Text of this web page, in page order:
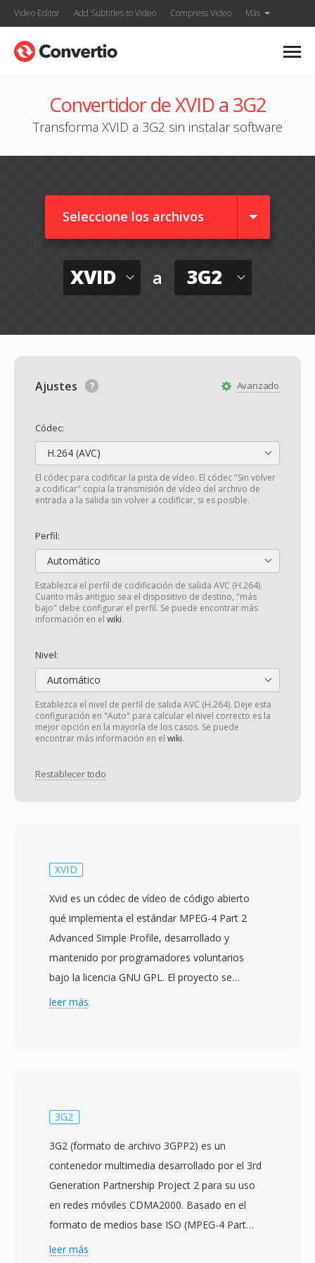
Video Editor Add Subtitles to Video Compress Video Más
Convertidor de XVID a 3G2
Transforma XVID a 3G2 sin instalar software
Seleccione los archivos
XVID a 3G2
Avanzado
Ajustes
Códec:
H.264 (AVC)
El códec para codificar la pista de vídeo. El códec "Sin volver
a codificar" copia la transmisión de vídeo del archivo de
entrada a la salida sin volver a codificar, si es posible.
Perfil:
Automático
Establezca el perfil de codificación de salida AVC (H.264).
Cuanto más antiguo sea el dispositivo de destino, "más
bajo" debe configurar el perfil. Se puede encontrar más
información en el wiki.
Nivel:
Automático
Establezca el nivel de perfil de salida AVC (H.264). Deje esta
configuración en "Auto" para calcular el nivel correcto es la
mejor opción en la mayoría de los casos. Se puede
encontrar más información en el wiki.
Restablecer todo
XVID
Xvid es un códec de vídeo de código abierto
qué implementa el estándar MPEG-4 Part 2
Advanced Simple Profile, desarrollado y
mantenido por programadores voluntarios
bajo la licencia GNU GPL. El proyecto se
origino en 2001 como una bifurcacion del
de la decada de 2000 como alternativa gratuita
calidad de compresión comparable o a veces
superior sin ningún costo de licencia. El códec
sobresale en comprimir vídeo de larga duración
manteniendo buena calidad visual, utilizando
técnicas como cuantificacion adaptativa,
leer más
3G2
3G2 (formato de archivo 3GPP2) es un
contenedor multimedia desarrollado por el 3rd
Generation Partnership Project 2 para su uso
en redes móviles CDMA2000. Basado en el
formato de medios base ISO (MPEG-4 Part
12), almacena vídeo codificado con H.263 o
leer más